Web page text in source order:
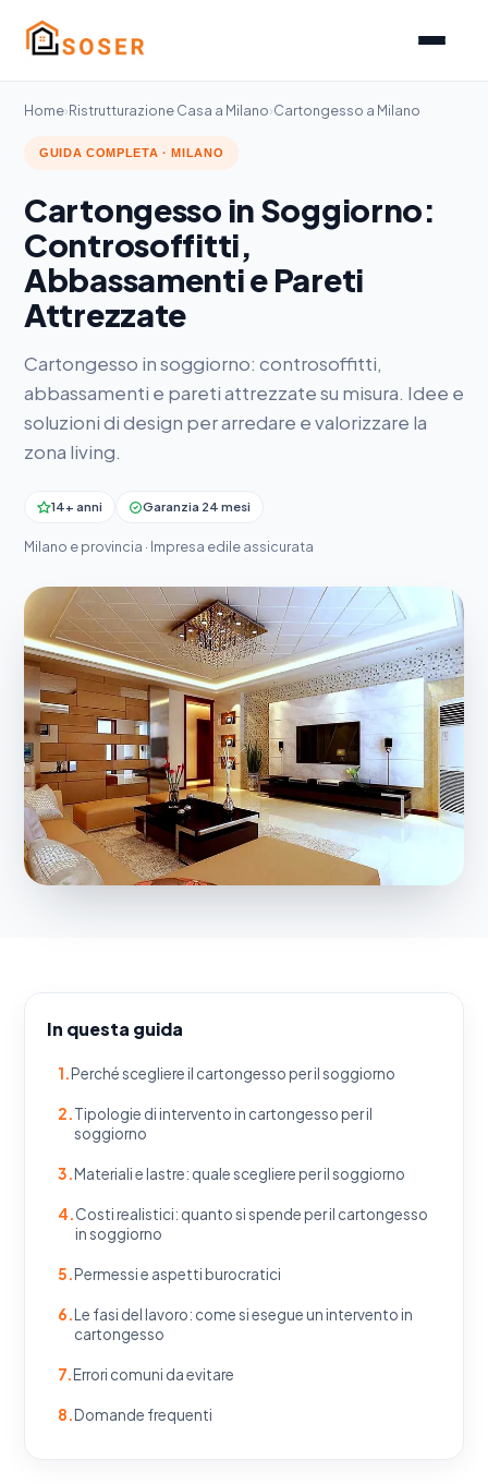
Home›Ristrutturazione Casa a Milano›Cartongesso a Milano
GUIDA COMPLETA · MILANO
Cartongesso in Soggiorno:
Controsoffitti,
Abbassamenti e Pareti
Attrezzate
Cartongesso in soggiorno: controsoffitti,
abbassamenti e pareti attrezzate su misura. Idee e
soluzioni di design per arredare e valorizzare la
zona living.
14+ anni Garanzia 24 mesi
Milano e provincia · Impresa edile assicurata
In questa guida
Perché scegliere il cartongesso per il soggiorno
Tipologie di intervento in cartongesso per il
soggiorno
Materiali e lastre: quale scegliere per il soggiorno
Costi realistici: quanto si spende per il cartongesso
in soggiorno
Permessi e aspetti burocratici
Le fasi del lavoro: come si esegue un intervento in
cartongesso
Errori comuni da evitare
Domande frequenti